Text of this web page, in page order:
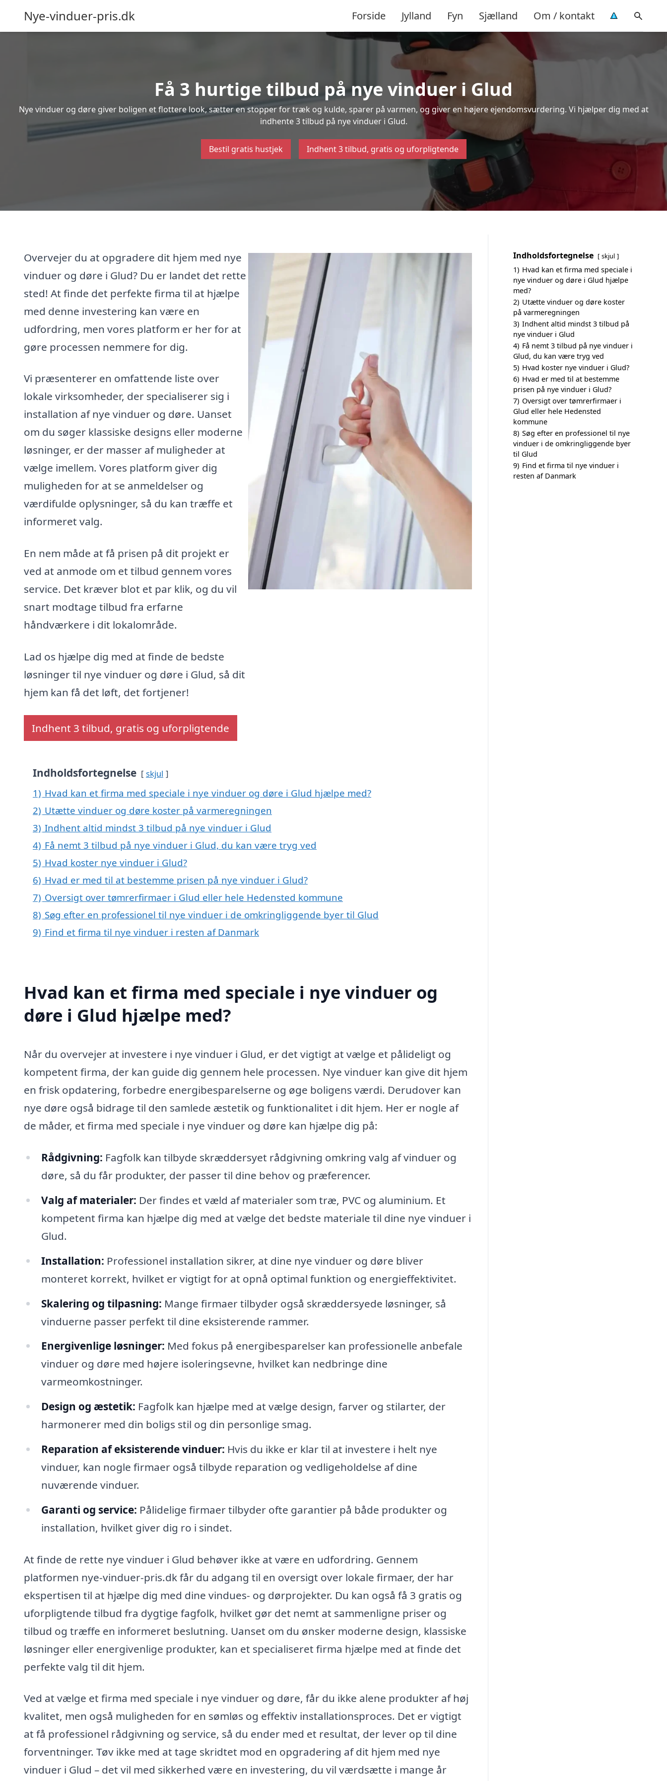
Nye-vinduer-pris.dk Forside Jylland Fyn Sjælland Om / kontakt
Få 3 hurtige tilbud på nye vinduer i Glud
Nye vinduer og døre giver boligen et flottere look, sætter en stopper for træk og kulde, sparer på varmen, og giver en højere ejendomsvurdering. Vi hjælper dig med at
indhente 3 tilbud på nye vinduer i Glud.
Bestil gratis hustjek Indhent 3 tilbud, gratis og uforpligtende
Overvejer du at opgradere dit hjem med nye
vinduer og døre i Glud? Du er landet det rette
sted! At finde det perfekte firma til at hjælpe
med denne investering kan være en
udfordring, men vores platform er her for at
gøre processen nemmere for dig.
Vi præsenterer en omfattende liste over
lokale virksomheder, der specialiserer sig i
installation af nye vinduer og døre. Uanset
om du søger klassiske designs eller moderne
løsninger, er der masser af muligheder at
vælge imellem. Vores platform giver dig
muligheden for at se anmeldelser og
værdifulde oplysninger, så du kan træffe et
informeret valg.
En nem måde at få prisen på dit projekt er
ved at anmode om et tilbud gennem vores
service. Det kræver blot et par klik, og du vil
snart modtage tilbud fra erfarne
håndværkere i dit lokalområde.
Lad os hjælpe dig med at finde de bedste
løsninger til nye vinduer og døre i Glud, så dit
hjem kan få det løft, det fortjener!
Indhent 3 tilbud, gratis og uforpligtende
Indholdsfortegnelse skjul
1) Hvad kan et firma med speciale i nye vinduer og døre i Glud hjælpe med?
2) Utætte vinduer og døre koster på varmeregningen
3) Indhent altid mindst 3 tilbud på nye vinduer i Glud
4) Få nemt 3 tilbud på nye vinduer i Glud, du kan være tryg ved
5) Hvad koster nye vinduer i Glud?
6) Hvad er med til at bestemme prisen på nye vinduer i Glud?
7) Oversigt over tømrerfirmaer i Glud eller hele Hedensted kommune
8) Søg efter en professionel til nye vinduer i de omkringliggende byer til Glud
9) Find et firma til nye vinduer i resten af Danmark
Hvad kan et firma med speciale i nye vinduer og
døre i Glud hjælpe med?
Når du overvejer at investere i nye vinduer i Glud, er det vigtigt at vælge et pålideligt og
kompetent firma, der kan guide dig gennem hele processen. Nye vinduer kan give dit hjem
en frisk opdatering, forbedre energibesparelserne og øge boligens værdi. Derudover kan
nye døre også bidrage til den samlede æstetik og funktionalitet i dit hjem. Her er nogle af
de måder, et firma med speciale i nye vinduer og døre kan hjælpe dig på:
Rådgivning: Fagfolk kan tilbyde skræddersyet rådgivning omkring valg af vinduer og
døre, så du får produkter, der passer til dine behov og præferencer.
Valg af materialer: Der findes et væld af materialer som træ, PVC og aluminium. Et
kompetent firma kan hjælpe dig med at vælge det bedste materiale til dine nye vinduer i
Glud.
Installation: Professionel installation sikrer, at dine nye vinduer og døre bliver
monteret korrekt, hvilket er vigtigt for at opnå optimal funktion og energieffektivitet.
Skalering og tilpasning: Mange firmaer tilbyder også skræddersyede løsninger, så
vinduerne passer perfekt til dine eksisterende rammer.
Energivenlige løsninger: Med fokus på energibesparelser kan professionelle anbefale
vinduer og døre med højere isoleringsevne, hvilket kan nedbringe dine
varmeomkostninger.
Design og æstetik: Fagfolk kan hjælpe med at vælge design, farver og stilarter, der
harmonerer med din boligs stil og din personlige smag.
Reparation af eksisterende vinduer: Hvis du ikke er klar til at investere i helt nye
vinduer, kan nogle firmaer også tilbyde reparation og vedligeholdelse af dine
nuværende vinduer.
Garanti og service: Pålidelige firmaer tilbyder ofte garantier på både produkter og
installation, hvilket giver dig ro i sindet.
At finde de rette nye vinduer i Glud behøver ikke at være en udfordring. Gennem
platformen nye-vinduer-pris.dk får du adgang til en oversigt over lokale firmaer, der har
ekspertisen til at hjælpe dig med dine vindues- og dørprojekter. Du kan også få 3 gratis og
uforpligtende tilbud fra dygtige fagfolk, hvilket gør det nemt at sammenligne priser og
tilbud og træffe en informeret beslutning. Uanset om du ønsker moderne design, klassiske
løsninger eller energivenlige produkter, kan et specialiseret firma hjælpe med at finde det
perfekte valg til dit hjem.
Ved at vælge et firma med speciale i nye vinduer og døre, får du ikke alene produkter af høj
kvalitet, men også muligheden for en sømløs og effektiv installationsproces. Det er vigtigt
at få professionel rådgivning og service, så du ender med et resultat, der lever op til dine
forventninger. Tøv ikke med at tage skridtet mod en opgradering af dit hjem med nye
vinduer i Glud – det vil med sikkerhed være en investering, du vil værdsætte i mange år
Indholdsfortegnelse skjul
1) Hvad kan et firma med speciale i
nye vinduer og døre i Glud hjælpe
med?
2) Utætte vinduer og døre koster
på varmeregningen
3) Indhent altid mindst 3 tilbud på
nye vinduer i Glud
4) Få nemt 3 tilbud på nye vinduer i
Glud, du kan være tryg ved
5) Hvad koster nye vinduer i Glud?
6) Hvad er med til at bestemme
prisen på nye vinduer i Glud?
7) Oversigt over tømrerfirmaer i
Glud eller hele Hedensted
kommune
8) Søg efter en professionel til nye
vinduer i de omkringliggende byer
til Glud
9) Find et firma til nye vinduer i
resten af Danmark